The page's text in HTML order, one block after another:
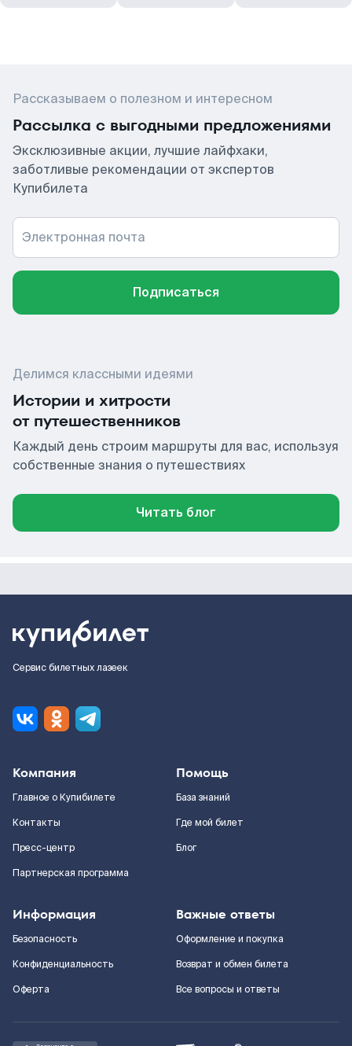
Рассказываем о полезном и интересном
Рассылка с выгодными предложениями
Эксклюзивные акции, лучшие лайфхаки,
заботливые рекомендации от экспертов
Купибилета
Электронная почта
Подписаться
Делимся классными идеями
Истории и хитрости
от путешественников
Каждый день строим маршруты для вас, используя
собственные знания о путешествиях
Читать блог
Сервис билетных лазеек
Компания
Главное о Купибилете
Контакты
Пресс-центр
Партнерская программа
Помощь
База знаний
Где мой билет
Блог
Информация
Безопасность
Конфиденциальность
Оферта
Важные ответы
Оформление и покупка
Возврат и обмен билета
Все вопросы и ответы